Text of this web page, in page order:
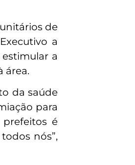
de
a
a
área.
da saúde
para
é
nós”,